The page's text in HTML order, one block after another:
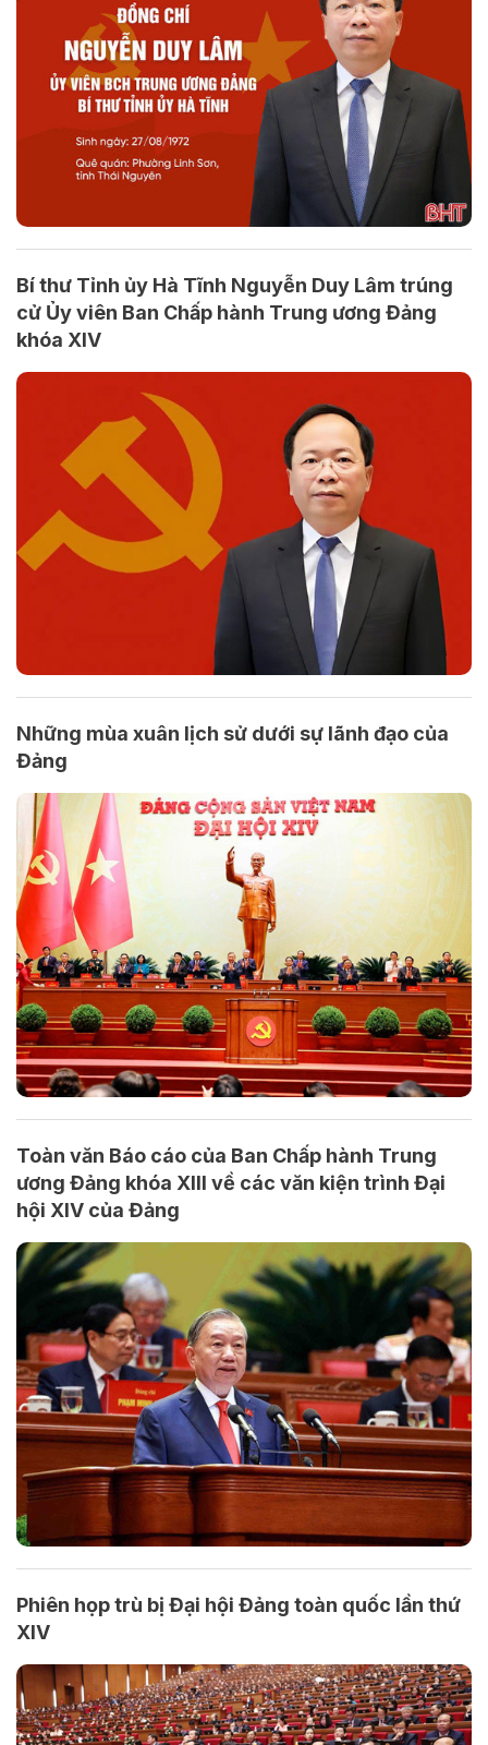
Bí thư Tỉnh ủy Hà Tĩnh Nguyễn Duy Lâm trúng
cử Ủy viên Ban Chấp hành Trung ương Đảng
khóa XIV
Những mùa xuân lịch sử dưới sự lãnh đạo của
Đảng
Toàn văn Báo cáo của Ban Chấp hành Trung
ương Đảng khóa XIII về các văn kiện trình Đại
hội XIV của Đảng
Phiên họp trù bị Đại hội Đảng toàn quốc lần thứ
XIV